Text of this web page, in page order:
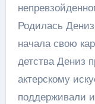
Родилась
начала свою
детства Дениз
актерскому
поддерживали